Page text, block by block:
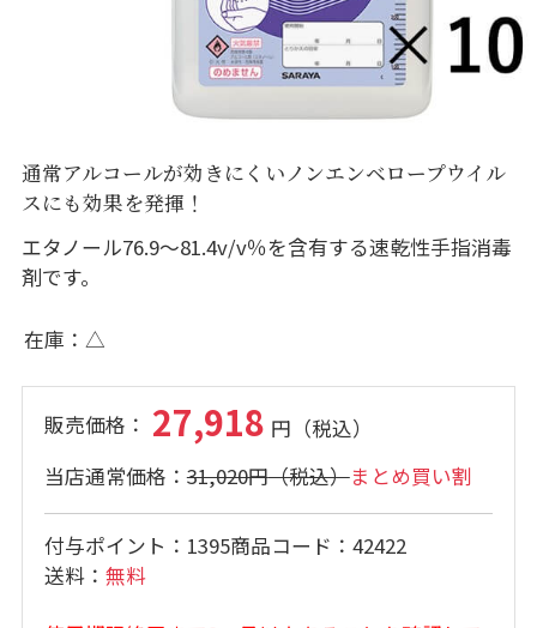
通常アルコールが効きにくいノンエンベロープウイル
スにも効果を発揮！
エタノール76.9～81.4v/v％を含有する速乾性手指消毒
剤です。
在庫 △
27,918
31,020円 まとめ買い割
付与ポイント 1395商品コード
42422
送料
無料